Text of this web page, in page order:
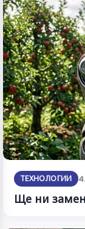
ТЕХНОЛОГИИ 4
Ще ни